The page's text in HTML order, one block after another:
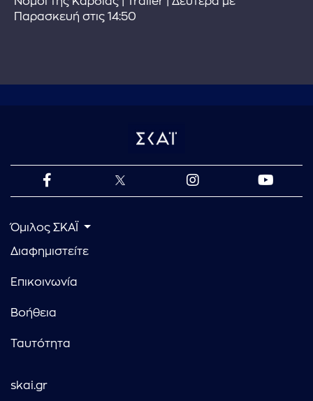
Παρασκευή στις 14:50
Όμιλος ΣΚΑΪ
Διαφημιστείτε
Επικοινωνία
Βοήθεια
Ταυτότητα
skai.gr